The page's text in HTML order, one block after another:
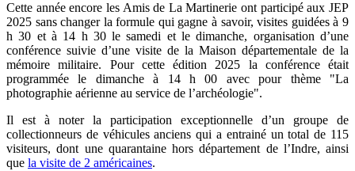
Cette année encore les Amis de La Martinerie ont participé aux JEP
2025 sans changer la formule qui gagne à savoir, visites guidées à 9
h 30 et à 14 h 30 le samedi et le dimanche, organisation d’une
conférence suivie d’une visite de la Maison départementale de la
mémoire militaire. Pour cette édition 2025 la conférence était
programmée le dimanche à 14 h 00 avec pour thème "La
photographie aérienne au service de l’archéologie".
Il est à noter la participation exceptionnelle d’un groupe de
collectionneurs de véhicules anciens qui a entrainé un total de 115
visiteurs, dont une quarantaine hors département de l’Indre, ainsi
que la visite de 2 américaines.